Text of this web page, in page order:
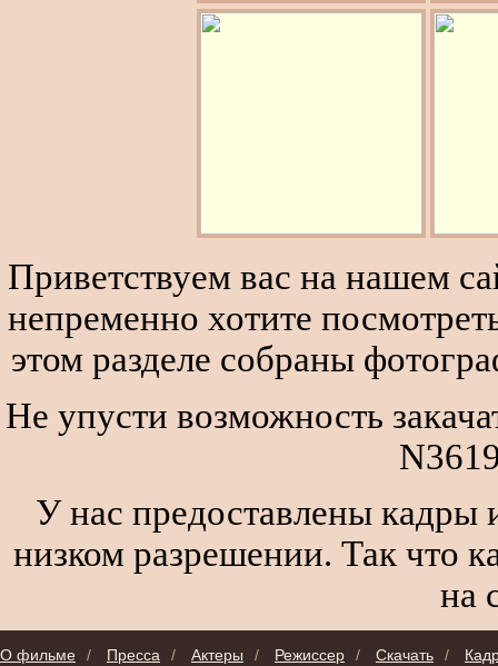
Приветствуем вас на нашем
непременно хотите
этом разделе собраны
Не упусти возможность
У нас предоставлены кадры
низком разрешении. Так что
на
О фильме / Пресса / Актеры / Режиссер / Скачать /